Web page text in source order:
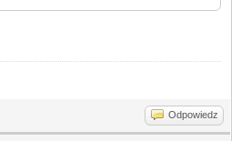
Odpowiedz